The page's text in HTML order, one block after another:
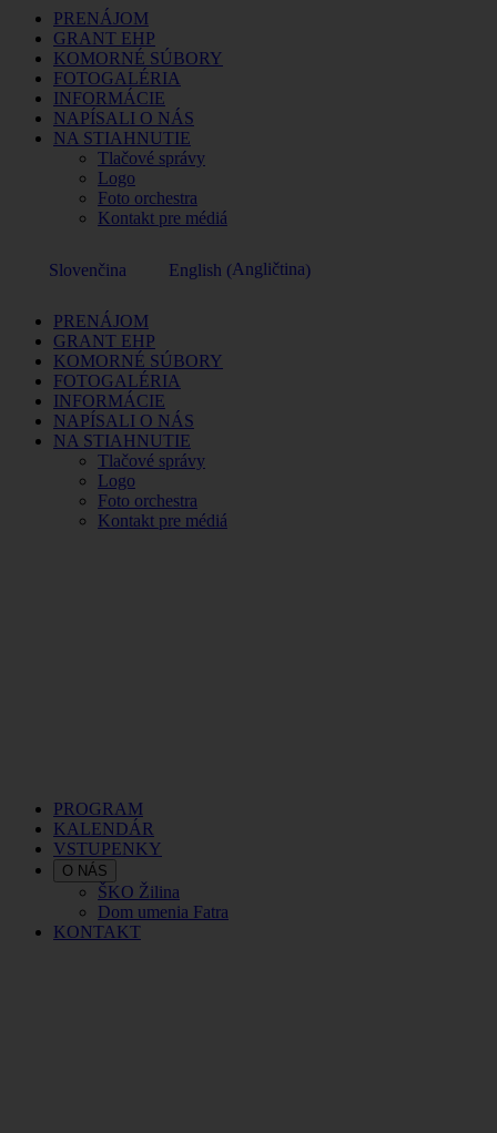
PRENÁJOM
GRANT EHP
KOMORNÉ SÚBORY
FOTOGALÉRIA
INFORMÁCIE
NAPÍSALI O NÁS
NA STIAHNUTIE
Tlačové správy
Logo
Foto orchestra
Kontakt pre médiá
Slovenčina English (Angličtina)
PRENÁJOM
GRANT EHP
KOMORNÉ SÚBORY
FOTOGALÉRIA
INFORMÁCIE
NAPÍSALI O NÁS
NA STIAHNUTIE
Tlačové správy
Logo
Foto orchestra
Kontakt pre médiá
PROGRAM
KALENDÁR
VSTUPENKY
O NÁS
ŠKO Žilina
Dom umenia Fatra
KONTAKT